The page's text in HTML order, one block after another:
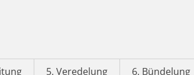
5. Veredelung 6. Bündelung